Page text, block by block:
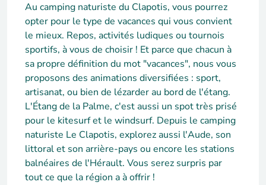
Au camping naturiste du Clapotis, vous pourrez
opter pour le type de vacances qui vous convient
le mieux. Repos, activités ludiques ou tournois
sportifs, à vous de choisir ! Et parce que chacun à
sa propre définition du mot "vacances", nous vous
proposons des animations diversifiées : sport,
artisanat, ou bien de lézarder au bord de l'étang.
L'Étang de la Palme, c'est aussi un spot très prisé
pour le kitesurf et le windsurf. Depuis le camping
naturiste Le Clapotis, explorez aussi l'Aude, son
littoral et son arrière-pays ou encore les stations
balnéaires de l'Hérault. Vous serez surpris par
tout ce que la région a à offrir !